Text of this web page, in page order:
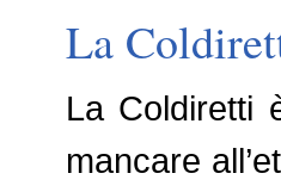
La
La Coldiretti
mancare